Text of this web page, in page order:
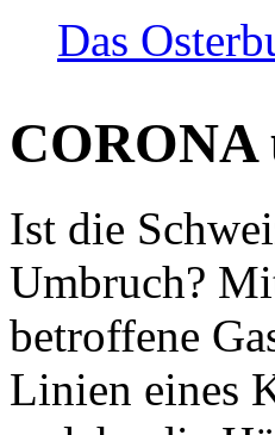
Das
CORONA
Ist die
Umbruch?
betroffene
Linien eines